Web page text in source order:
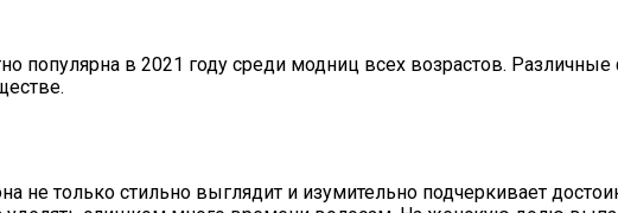
популярна в 2021 году среди модниц всех возрастов.
не только стильно выглядит и изумительно подчеркивает